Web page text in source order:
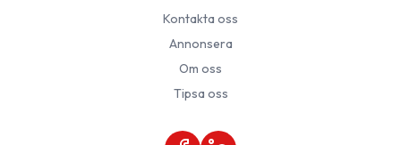
Kontakta oss
Annonsera
Om oss
Tipsa oss